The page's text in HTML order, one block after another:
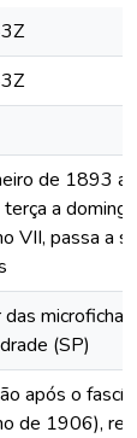
de 1893 a
a
VII, passa a
(SP)
após o
de 1906),